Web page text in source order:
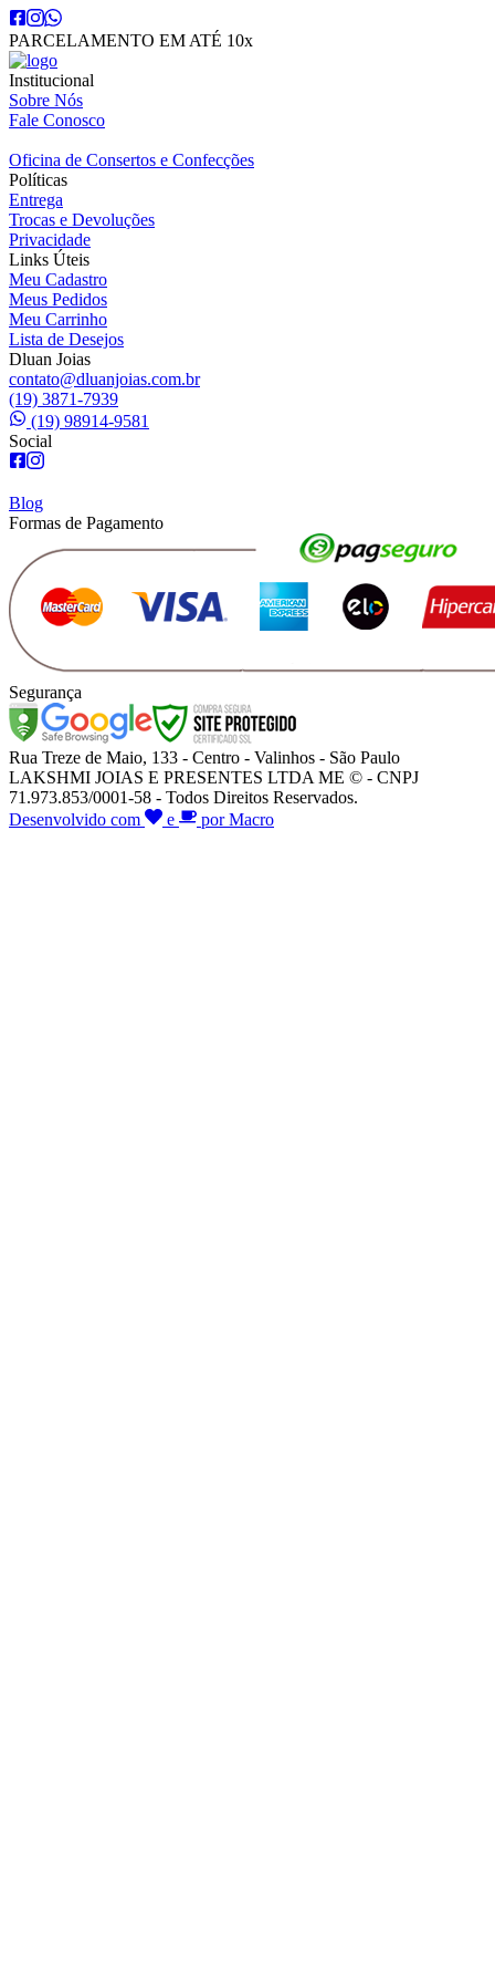
PARCELAMENTO EM ATÉ 10x
Institucional
Sobre Nós
Fale Conosco
Oficina de Consertos e Confecções
Políticas
Entrega
Trocas e Devoluções
Privacidade
Links Úteis
Meu Cadastro
Meus Pedidos
Meu Carrinho
Lista de Desejos
Dluan Joias
contato@dluanjoias.com.br
(19) 3871-7939
(19) 98914-9581
Social
Blog
Formas de Pagamento
Segurança
Rua Treze de Maio, 133 - Centro - Valinhos - São Paulo
LAKSHMI JOIAS E PRESENTES LTDA ME © - CNPJ
71.973.853/0001-58 - Todos Direitos Reservados.
Desenvolvido com
e por Macro